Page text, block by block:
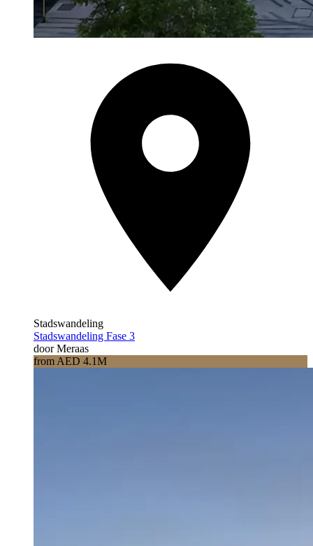
Stadswandeling
Stadswandeling Fase 3
door Meraas
from AED 4.1M